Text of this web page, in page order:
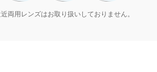
両用レンズはお取り扱いしておりません。